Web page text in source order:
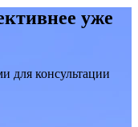
уже
для консультации